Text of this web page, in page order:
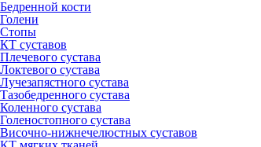
Бедренной кости
Голени
Стопы
КТ суставов
Плечевого сустава
Локтевого сустава
Лучезапястного сустава
Тазобедренного сустава
Коленного сустава
Голеностопного сустава
Височно-нижнечелюстных суставов